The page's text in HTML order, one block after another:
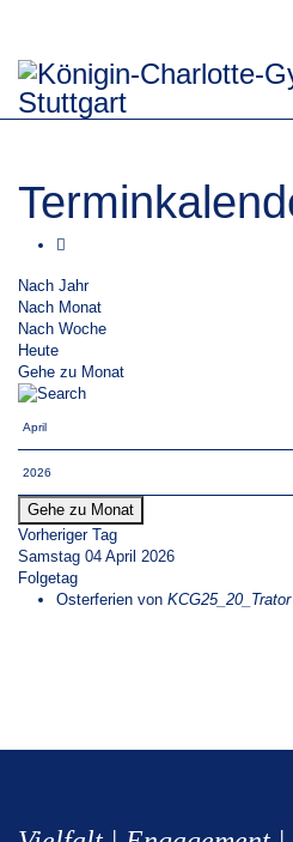
Nach Jahr
Nach Monat
Nach Woche
Heute
Gehe zu Monat
Gehe zu Monat
Vorheriger Tag
Samstag 04 April 2026
Folgetag
Osterferien von KCG25_20_Trator